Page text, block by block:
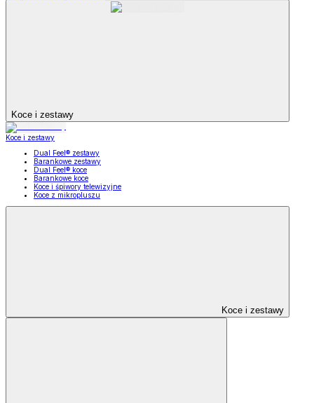
Koce i zestawy
Koce i zestawy
Dual Feel® zestawy
Barankowe zestawy
Dual Feel® koce
Barankowe koce
Koce i śpiwory telewizyjne
Koce z mikropluszu
Koce i zestawy